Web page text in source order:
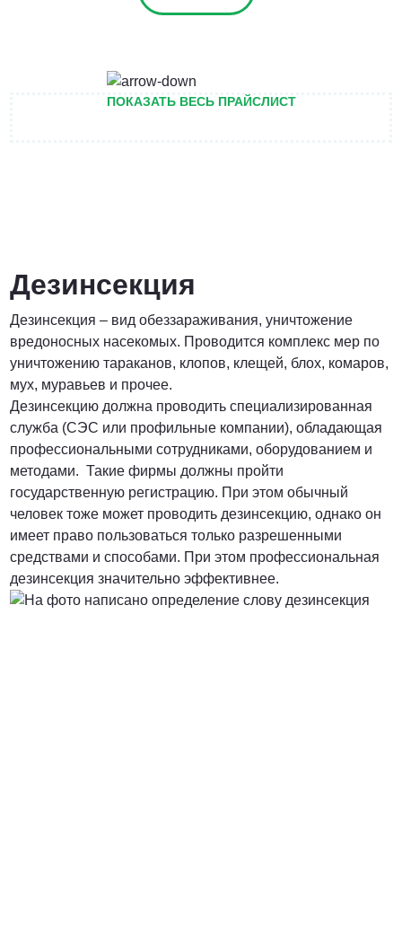
Договорная
ПОЗВОНИТЬ
от 1500 Руб.
ПОЗВОНИТЬ
от 3000 Руб.
ПОКАЗАТЬ ВЕСЬ ПРАЙСЛИСТ
Дезинсекция
Дезинсекция – вид обеззараживания, уничтожение
вредоносных насекомых. Проводится комплекс мер по
уничтожению тараканов, клопов, клещей, блох, комаров,
мух, муравьев и прочее.
Дезинсекцию должна проводить специализированная
служба (СЭС или профильные компании), обладающая
профессиональными сотрудниками, оборудованием и
методами. Такие фирмы должны пройти
государственную регистрацию. При этом обычный
человек тоже может проводить дезинсекцию, однако он
имеет право пользоваться только разрешенными
средствами и способами. При этом профессиональная
дезинсекция значительно эффективнее.